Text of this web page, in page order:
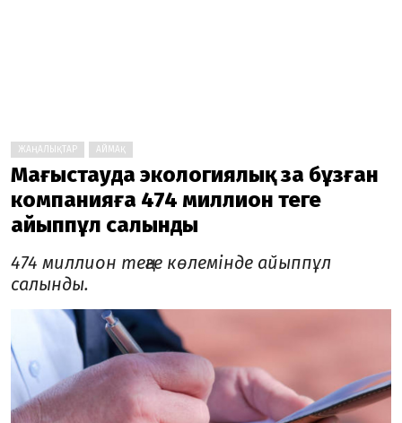
ЖАҢАЛЫҚТАР АЙМАҚ
Маңғыстауда экологиялық заң бұзған
компанияға 474 миллион теңге
айыппұл салынды
474 миллион теңге көлемінде айыппұл
салынды.